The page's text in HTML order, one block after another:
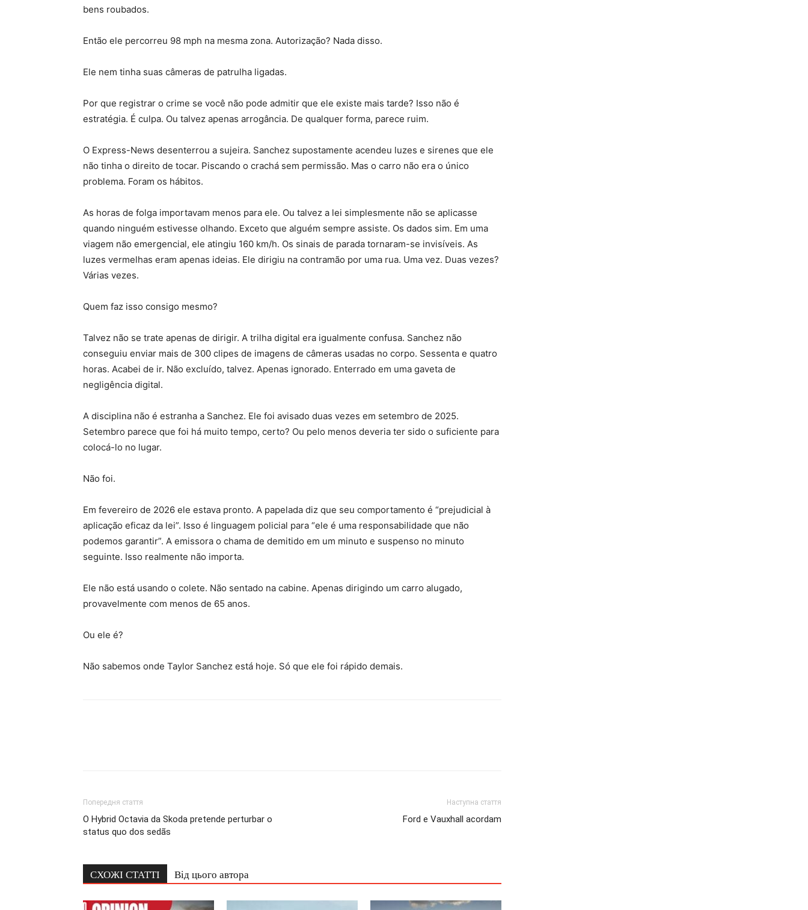
bens roubados.
Então ele percorreu 98 mph na mesma zona. Autorização? Nada disso.
Ele nem tinha suas câmeras de patrulha ligadas.
Por que registrar o crime se você não pode admitir que ele existe mais tarde? Isso não é
estratégia. É culpa. Ou talvez apenas arrogância. De qualquer forma, parece ruim.
O Express-News desenterrou a sujeira. Sanchez supostamente acendeu luzes e sirenes que ele
não tinha o direito de tocar. Piscando o crachá sem permissão. Mas o carro não era o único
problema. Foram os hábitos.
As horas de folga importavam menos para ele. Ou talvez a lei simplesmente não se aplicasse
quando ninguém estivesse olhando. Exceto que alguém sempre assiste. Os dados sim. Em uma
viagem não emergencial, ele atingiu 160 km/h. Os sinais de parada tornaram-se invisíveis. As
luzes vermelhas eram apenas ideias. Ele dirigiu na contramão por uma rua. Uma vez. Duas vezes?
Várias vezes.
Quem faz isso consigo mesmo?
Talvez não se trate apenas de dirigir. A trilha digital era igualmente confusa. Sanchez não
conseguiu enviar mais de 300 clipes de imagens de câmeras usadas no corpo. Sessenta e quatro
horas. Acabei de ir. Não excluído, talvez. Apenas ignorado. Enterrado em uma gaveta de
negligência digital.
A disciplina não é estranha a Sanchez. Ele foi avisado duas vezes em setembro de 2025.
Setembro parece que foi há muito tempo, certo? Ou pelo menos deveria ter sido o suficiente para
colocá-lo no lugar.
Não foi.
Em fevereiro de 2026 ele estava pronto. A papelada diz que seu comportamento é “prejudicial à
aplicação eficaz da lei”. Isso é linguagem policial para “ele é uma responsabilidade que não
podemos garantir”. A emissora o chama de demitido em um minuto e suspenso no minuto
seguinte. Isso realmente não importa.
Ele não está usando o colete. Não sentado na cabine. Apenas dirigindo um carro alugado,
provavelmente com menos de 65 anos.
Ou ele é?
Não sabemos onde Taylor Sanchez está hoje. Só que ele foi rápido demais.
Попередня стаття
O Hybrid Octavia da Skoda pretende perturbar o
status quo dos sedãs
Наступна стаття
Ford e Vauxhall acordam
СХОЖІ СТАТТІ Від цього автора